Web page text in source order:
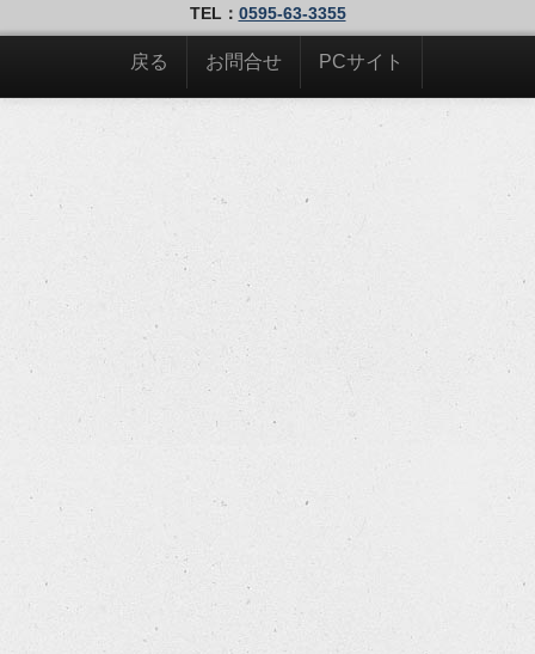
TEL： 0595-63-3355
戻る お問合せ PCサイト